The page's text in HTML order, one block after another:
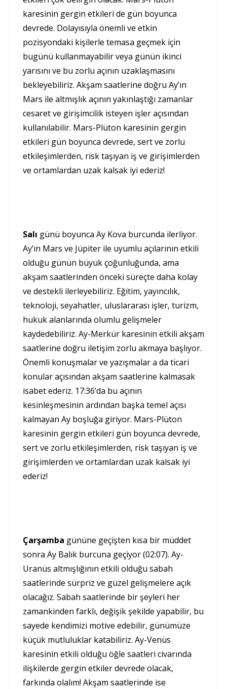
karesinin gergin etkileri de gün boyunca
devrede. Dolayısıyla önemli ve etkin
pozisyondaki kişilerle temasa geçmek için
bugünü kullanmayabilir veya günün ikinci
yarısını ve bu zorlu açının uzaklaşmasını
bekleyebiliriz. Akşam saatlerine doğru Ay’ın
Mars ile altmışlık açının yakınlaştığı zamanlar
cesaret ve girişimcilik isteyen işler açısından
kullanılabilir. Mars-Plüton karesinin gergin
etkileri gün boyunca devrede, sert ve zorlu
etkileşimlerden, risk taşıyan iş ve girişimlerden
ve ortamlardan uzak kalsak iyi ederiz!
Salı günü boyunca Ay Kova burcunda ilerliyor.
Ay’ın Mars ve Jüpiter ile uyumlu açılarının etkili
olduğu günün büyük çoğunluğunda, ama
akşam saatlerinden önceki süreçte daha kolay
ve destekli ilerleyebiliriz. Eğitim, yayıncılık,
teknoloji, seyahatler, uluslararası işler, turizm,
hukuk alanlarında olumlu gelişmeler
kaydedebiliriz. Ay-Merkür karesinin etkili akşam
saatlerine doğru iletişim zorlu akmaya başlıyor.
Önemli konuşmalar ve yazışmalar a da ticari
konular açısından akşam saatlerine kalmasak
isabet ederiz. 17:36’da bu açının
kesinleşmesinin ardından başka temel açısı
kalmayan Ay boşluğa giriyor. Mars-Plüton
karesinin gergin etkileri gün boyunca devrede,
sert ve zorlu etkileşimlerden, risk taşıyan iş ve
girişimlerden ve ortamlardan uzak kalsak iyi
ederiz!
Çarşamba gününe geçişten kısa bir müddet
sonra Ay Balık burcuna geçiyor (02:07). Ay-
Uranüs altmışlığının etkili olduğu sabah
saatlerinde sürpriz ve güzel gelişmelere açık
olacağız. Sabah saatlerinde bir şeyleri her
zamankinden farklı, değişik şekilde yapabilir, bu
sayede kendimizi motive edebilir, günümüze
küçük mutluluklar katabiliriz. Ay-Venüs
karesinin etkili olduğu öğle saatleri civarında
ilişkilerde gergin etkiler devrede olacak,
farkında olalım! Akşam saatlerinde ise